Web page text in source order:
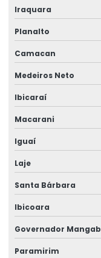
Licenciamento
Licenciamento
Licenciamento
Licenciamento
Licenciamento
Licenciamento
Licenciamento
Licenciamento
Licenciamento
Licenciamento
Iraquara
Planalto
Camacan
Medeiros Neto
Ibicaraí
Macarani
Iguaí
Laje
Santa Bárbara
Ibicoara
Governador
Paramirim